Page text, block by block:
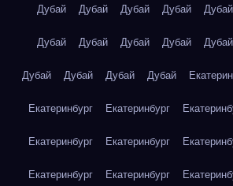
Дубай Дубай Дубай Дубай Дубай
Дубай Дубай Дубай Дубай Дубай
Дубай Дубай Дубай Дубай
Екатеринбург Екатеринбург
Екатеринбург Екатеринбург
Екатеринбург Екатеринбург